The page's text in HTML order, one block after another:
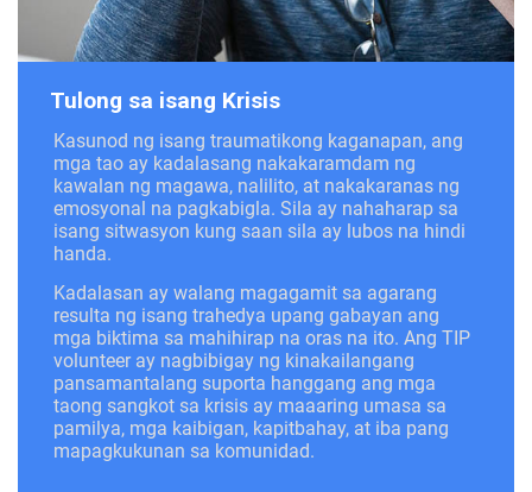
Tulong sa isang Krisis
Kasunod ng isang traumatikong kaganapan, ang
mga tao ay kadalasang nakakaramdam ng
kawalan ng magawa, nalilito, at nakakaranas ng
emosyonal na pagkabigla. Sila ay nahaharap sa
isang sitwasyon kung saan sila ay lubos na hindi
handa.
Kadalasan ay walang magagamit sa agarang
resulta ng isang trahedya upang gabayan ang
mga biktima sa mahihirap na oras na ito. Ang TIP
volunteer ay nagbibigay ng kinakailangang
pansamantalang suporta hanggang ang mga
taong sangkot sa krisis ay maaaring umasa sa
pamilya, mga kaibigan, kapitbahay, at iba pang
mapagkukunan sa komunidad.